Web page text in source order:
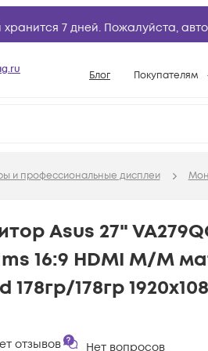
7 дней. Пожалуйста,
Блог Покупателям
Условия
Возврат
Вопросы и
База знаний
и профессиональные дисплеи
Asus 27"
16:9 HDMI M/M
178гр/178гр 1920x108
отзывов Нет вопросов